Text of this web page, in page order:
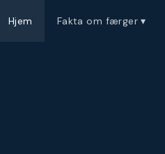
Hjem Fakta om færger ▾